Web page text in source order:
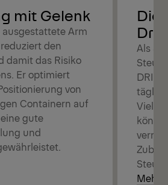
mit Gelenk
Arm
reduziert den
damit das Risiko
Er optimiert
von
Containern auf
gute
und
Die
Als
Mehr